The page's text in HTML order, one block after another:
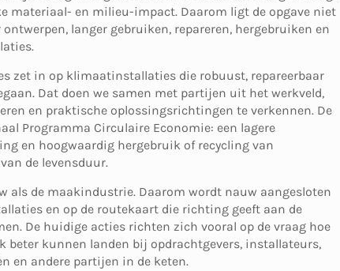
materiaal- en milieu-impact. Daarom ligt de opgave niet
langer gebruiken, repareren, hergebruiken en
zet in op klimaatinstallaties die robuust, repareerbaar
Dat doen we samen met partijen uit het werkveld,
en praktische oplossingsrichtingen te verkennen. De
Programma Circulaire Economie: een lagere
en hoogwaardig hergebruik of recycling van
de levensduur.
als de maakindustrie. Daarom wordt nauw aangesloten
en op de routekaart die richting geeft aan de
De huidige acties richten zich vooral op de vraag hoe
kunnen landen bij opdrachtgevers, installateurs,
en andere partijen in de keten.